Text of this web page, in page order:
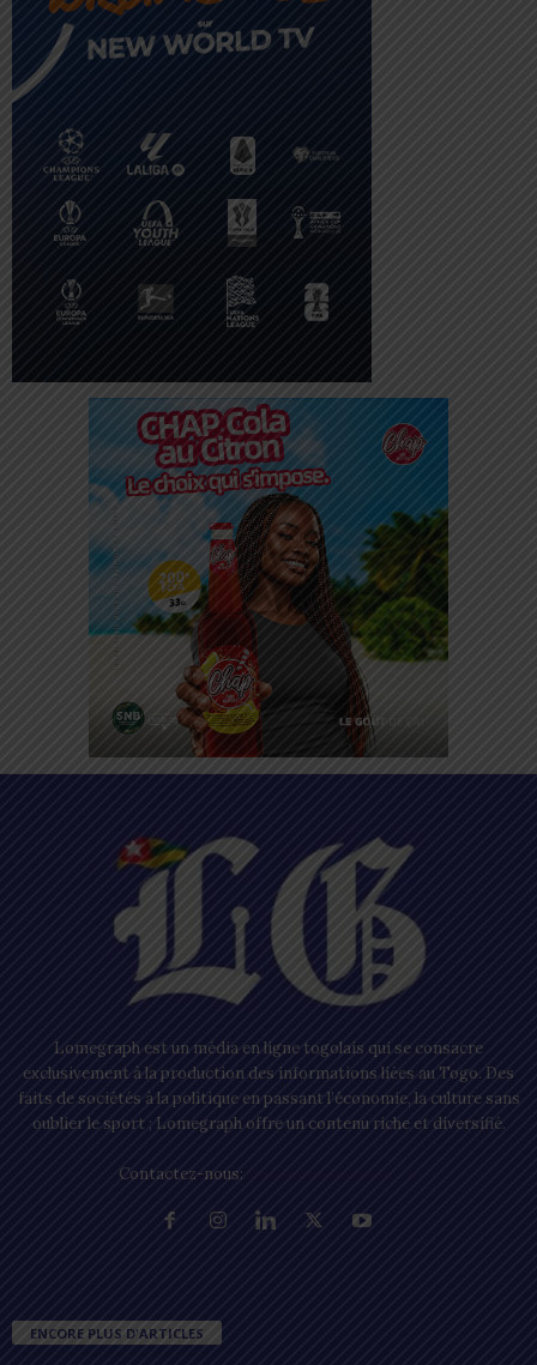
Lomegraph est un média en ligne togolais qui se consacre
exclusivement à la production des informations liées au Togo. Des
faits de sociétés à la politique en passant l’économie, la culture sans
oublier le sport ; Lomegraph offre un contenu riche et diversifié.
Contactez-nous:
ENCORE PLUS D'ARTICLES